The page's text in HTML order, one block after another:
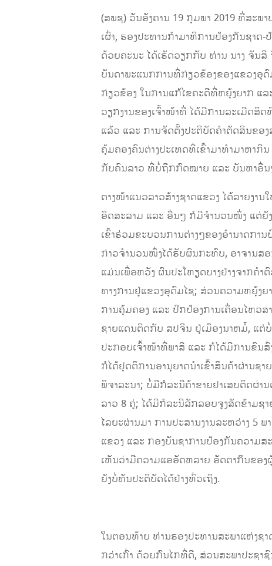
(ສພຊ) ວັນອັງຄານ 19 ກຸມພາ 2019 ທີ່ສະພ
ເຜົ່າ, ຮອງປະທານກໍາມາທິການປ້ອງກັນຊາ
ດ້ວຍຄະນະ ໄດ້ເຮັດວຽກກັບ ທ່ານ ນາງ ຈັນ
ບັນດາພະແນກການທີ່ກ່ຽວຂ້ອງຂອງແຂວງອຸ
ກ່ຽວຂ້ອງ ໃນການແກ້ໄຂຄະດີທີ່ຫຍຸ້ງຍາກ ແ
ວຽກງານຂອງເຈົ້າໜ້າທີ່ ໄດ້ມີການລະເມີດສິ
ແລ້ວ ແລະ ການຈັດຕັ້ງປະຕິບັດຄໍາຕັດສິນຂອງ
ຄຸ້ມຄອງຄົນຕ່າງປະເທດທີ່ເຂົ້າມາທໍາມາຫາກິ
ກັບຄົນລາວ ທີ່ບໍ່ຖືກກົດໝາຍ ແລະ ບັນຫາອື່
ຕາງໜ້າແນວລາວສ້າງຊາດແຂວງ ໄດ້ລາຍງ
ອິດສະລາມ ແລະ ອື່ນໆ ກໍມີຈໍານວນໜຶ່ງ ແຕ່
ເຂົ້າຮ່ວມຂະບວນການຕ່າງໆຂອງອໍານາດກາ
ກ່າວຈໍານວນໜຶ່ງໄດ້ຮັບຜົນກະທົບ, ອາຈານສ
ແມ່ນເພື່ອຫວັງ ຜົນປະໂຫຽດບາງຢ່າງຈາກຄໍ
ທາງການຢູ່ແຂວງອຸດົມໄຊ; ສ່ວນຄວາມຫຍຸ້ງ
ການຄຸ້ມຄອງ ແລະ ປົກປ້ອງການເຄື່ອນໄຫວສ
ຊາຍແດນຕິດກັບ ສປຈີນ ຢຸ່ເມືອງນາຫມໍ້, ແຕ່
ປະກອບເຈົ້າໜ້າທີ່ພາສີ ແລະ ກໍໄດ້ມີການຂົນສົ່
ກໍໄດ້ຢຸດຕິການອານຸຍາດນໍາເຂົ້າສິນຄ້າຜ່ານຊ
ພິຈາລະນາ;​ ບໍ່ມີກໍລະນີຄ້າຂາຍຢາເສບຕິດຜ່
ລາວ 8 ຄູ່; ໄດ້ມີກໍລະນີລັກລອບຈູງສັດຂ້າມຊາ
ໄລຍະຜ່ານມາ ການປະສານງານລະຫວ່າງ 5
ແຂວງ ແລະ ກອງບັນຊາການປ້ອງກັນຄວາມ
ເຫັນວ່າມີຄວາມແອອັດຫລາຍ ອັດຕາກິນຂອ
ຍັງບໍ່ທັນປະຕິບັດໄດ້ຢ່າງທົ່ວເຖິງ.
ໃນຕອນທ້າຍ ທ່ານຮອງປະທານສະພາແຫ່ງຊ
ກວ່າເກົ່າ ດ້ວຍກົນໄກທີ່ດີ, ສ່ວນສະພາປະຊາ